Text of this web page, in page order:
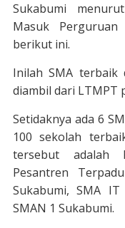
Sukabumi
Masuk
berikut ini.
Inilah SMA terbaik
diambil dari LTMPT
Setidaknya ada 6
100 sekolah
tersebut adalah
Pesantren
Sukabumi, SMA
SMAN 1 Sukabumi.